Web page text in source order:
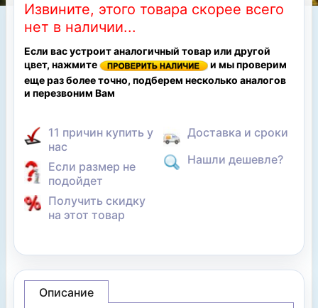
Извините, этого товара скорее всего
нет в наличии...
Если вас устроит аналогичный товар или другой
цвет, нажмите
и мы проверим
еще раз более точно, подберем несколько аналогов
и перезвоним Вам
11 причин купить у
нас
Если размер не
подойдет
Получить скидку
на этот товар
Доставка и сроки
Нашли дешевле?
Описание